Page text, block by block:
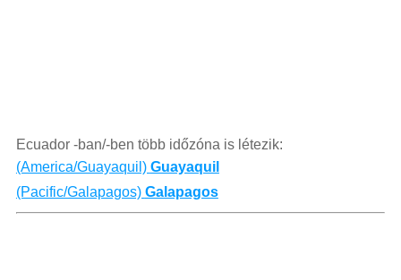
Ecuador -ban/-ben több időzóna is létezik:
(America/Guayaquil) Guayaquil
(Pacific/Galapagos) Galapagos